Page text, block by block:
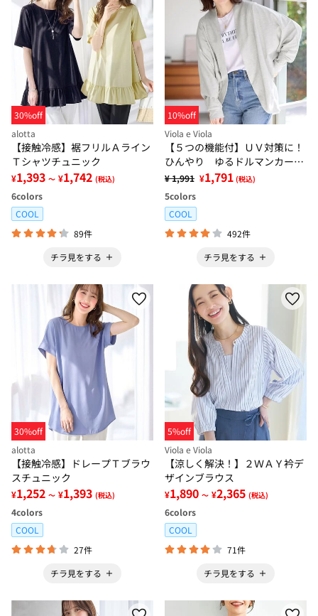
30%off
alotta
【接触冷感】裾フリルＡライン
Ｔシャツチュニック
¥1,393 ～ ¥1,742 (税込)
6colors
COOL
89件
チラ見をする
10%off
Viola e Viola
【５つの機能付】ＵＶ対策に！
ひんやり ゆるドルマンカーデ
ィガン
¥ 1,991 ¥1,791 (税込)
5colors
COOL
492件
チラ見をする
30%off
alotta
【接触冷感】ドレープＴブラウ
スチュニック
¥1,252 ～ ¥1,393 (税込)
4colors
COOL
27件
チラ見をする
5%off
Viola e Viola
【涼しく解決！】２ＷＡＹ衿デ
ザインブラウス
¥1,890 ～ ¥2,365 (税込)
6colors
COOL
71件
チラ見をする